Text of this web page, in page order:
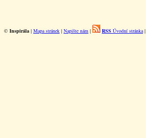
© Inspirála | Mapa stránek | Napište nám | RSS Úvodní stránka|